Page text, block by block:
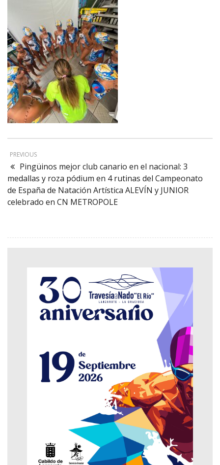
PREVIOUS
Pingüinos mejor club canario en el nacional: 3
medallas y roza pódium en 4 rutinas del Campeonato
de España de Natación Artística ALEVÍN y JUNIOR
celebrado en CN METROPOLE